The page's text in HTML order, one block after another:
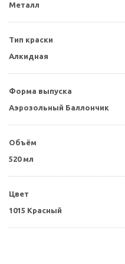
Металл
Тип краски
Алкидная
Форма выпуска
Аэрозольный Баллончик
Объём
520 мл
Цвет
1015 Красный